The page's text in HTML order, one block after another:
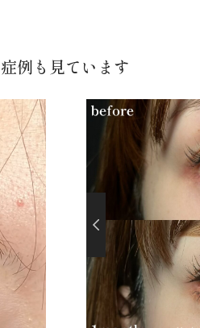
例も見ています